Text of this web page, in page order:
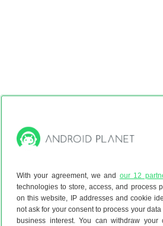
With your agreement, we and our 12
technologies to store, access, and process
on this website, IP addresses and cookie
not ask for your consent to process your
business interest. You can withdraw
Tip 4: Zoomopties
Ga voor de laatste keer terug naar